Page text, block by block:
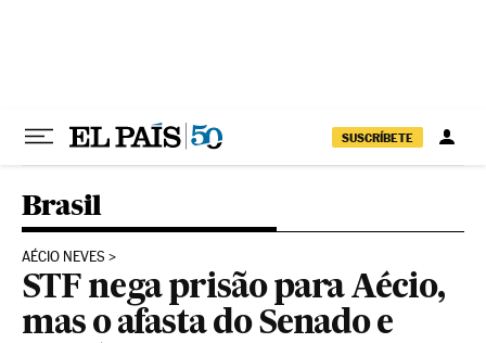
SUSCRÍBETE
Brasil
AÉCIO NEVES
STF nega prisão para Aécio,
mas o afasta do Senado e